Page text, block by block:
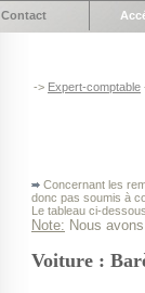
Contact
-> Expert-comptable
Concernant les
donc pas soumis à
Le tableau ci-
Note: Nous
Voiture :